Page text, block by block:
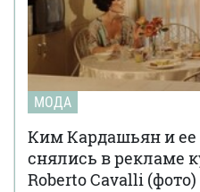
МОДА
Ким Кардашьян и
снялись в рекламе
Roberto Cavalli (фото)